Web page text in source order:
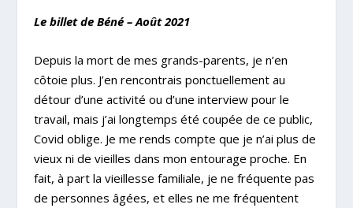
Le billet de Béné – Août2021
Depuis la mort de mes grands-parents, je n’en
côtoie plus. J’en rencontrais ponctuellement au
détour d’une activité ou d’une interview pour le
travail, mais j’ai longtemps été coupée de ce public,
Covid oblige. Je me rends compte que je n’ai plus de
vieux ni de vieilles dans mon entourage proche. En
fait, à part la vieillesse familiale, je ne fréquente pas
de personnes âgées, et elles ne me fréquentent